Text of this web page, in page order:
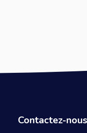
Contactez-nous